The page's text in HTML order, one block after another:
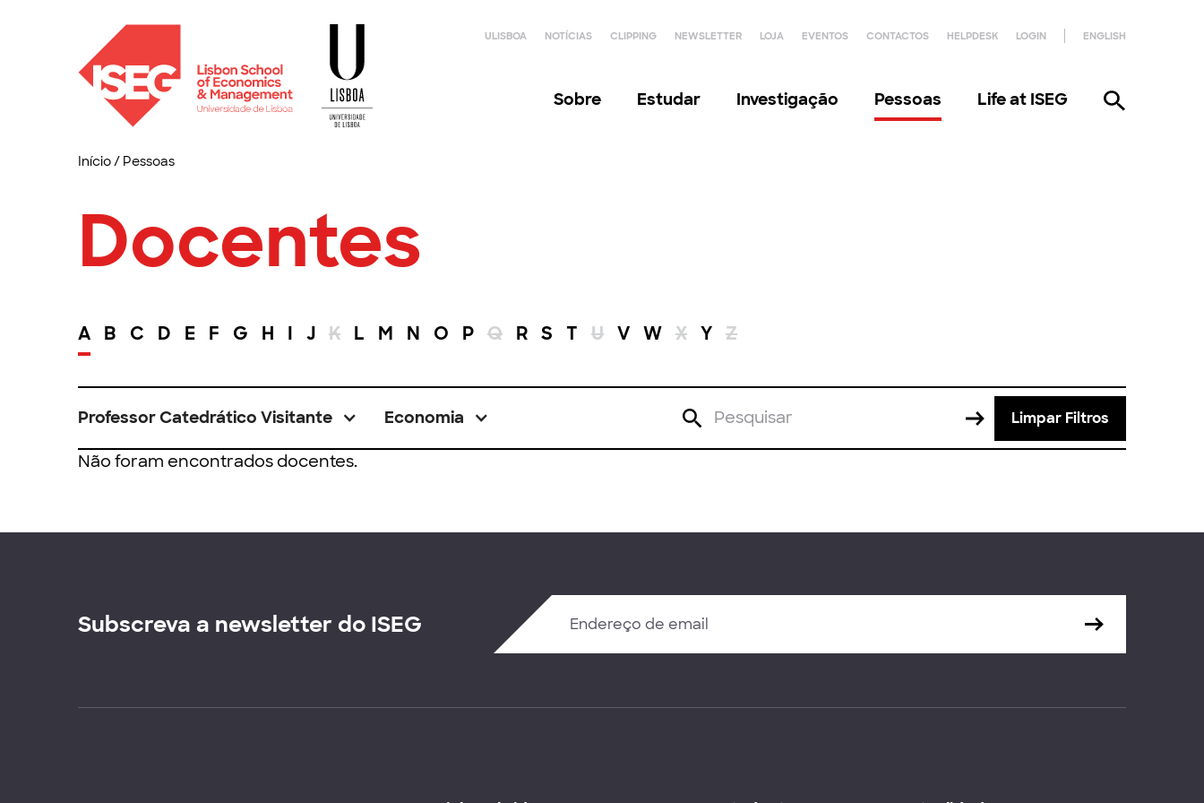
ULISBOA NOTÍCIAS CLIPPING NEWSLETTER LOJA EVENTOS CONTACTOS HELPDESK LOGIN ENGLISH
Sobre Estudar Investigação Pessoas Life at ISEG
Início/ Pessoas
Docentes
A B C D E F G H I J K L M N O P Q R S T U V W X Y Z
Professor Catedrático Visitante Economia Limpar Filtros
Não foram encontrados docentes.
Subscreva a newsletter do ISEG